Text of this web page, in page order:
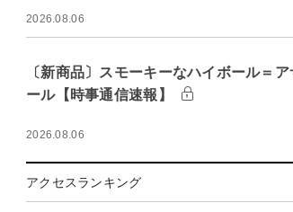
2026.08.06
〔新商品〕スモーキーなハイボール＝
ール【時事通信速報】
2026.08.06
アクセスランキング